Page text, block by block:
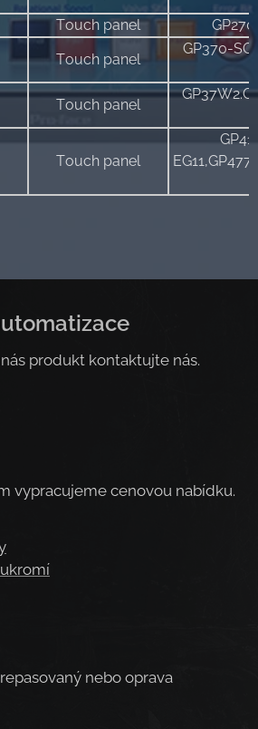
Touch panel
Touch panel
GP370-
Touch panel
Touch panel
produkt kontaktujte nás.
vypracujeme cenovou nabídku.
nebo oprava